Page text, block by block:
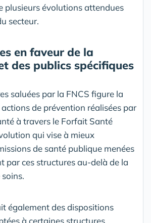
plusieurs évolutions attendues
secteur.
en faveur de la
des publics spécifiques
saluées par la FNCS figure la
de prévention réalisées par
à travers le Forfait Santé
qui vise à mieux
de santé publique menées
par ces structures au-delà de la
également des dispositions
à certaines structures